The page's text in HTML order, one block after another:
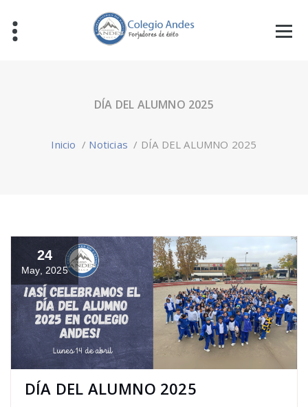
DÍA DEL ALUMNO 2025
Inicio / Noticias / DÍA DEL ALUMNO 2025
24
May, 2025
DÍA DEL ALUMNO 2025